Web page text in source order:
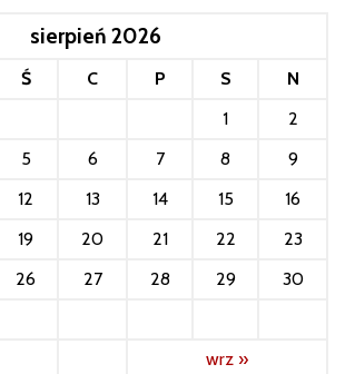
sierpień 2026
Ś C P S
N
1
2
5 6 7 8
9
12 13 14 15
16
19 20 21 22
23
26 27 28 29
30
wrz »